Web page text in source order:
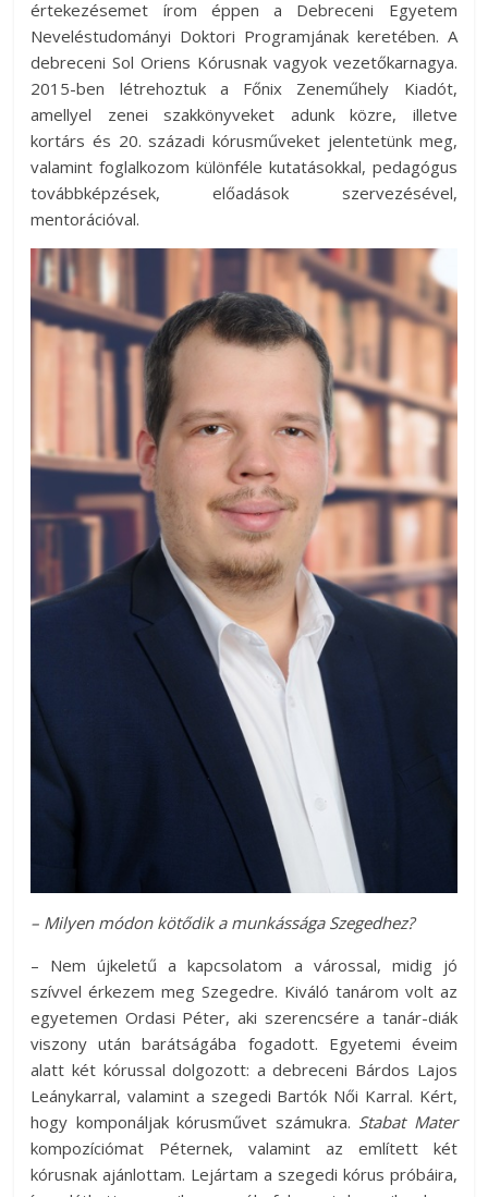
értekezésemet írom éppen a Debreceni Egyetem
Neveléstudományi Doktori Programjának keretében. A
debreceni Sol Oriens Kórusnak vagyok vezetőkarnagya.
2015-ben létrehoztuk a Főnix Zeneműhely Kiadót,
amellyel zenei szakkönyveket adunk közre, illetve
kortárs és 20. századi kórusműveket jelentetünk meg,
valamint foglalkozom különféle kutatásokkal, pedagógus
továbbképzések, előadások szervezésével,
mentorációval.
– Milyen módon kötődik a munkássága Szegedhez?
– Nem újkeletű a kapcsolatom a várossal, midig jó
szívvel érkezem meg Szegedre. Kiváló tanárom volt az
egyetemen Ordasi Péter, aki szerencsére a tanár-diák
viszony után barátságába fogadott. Egyetemi éveim
alatt két kórussal dolgozott: a debreceni Bárdos Lajos
Leánykarral, valamint a szegedi Bartók Női Karral. Kért,
hogy komponáljak kórusművet számukra. Stabat Mater
kompozíciómat Péternek, valamint az említett két
kórusnak ajánlottam. Lejártam a szegedi kórus próbáira,